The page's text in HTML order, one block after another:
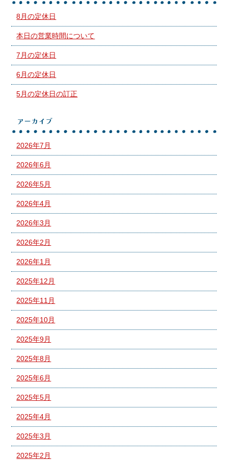
8月の定休日
本日の営業時間について
7月の定休日
6月の定休日
5月の定休日の訂正
アーカイブ
2026年7月
2026年6月
2026年5月
2026年4月
2026年3月
2026年2月
2026年1月
2025年12月
2025年11月
2025年10月
2025年9月
2025年8月
2025年6月
2025年5月
2025年4月
2025年3月
2025年2月